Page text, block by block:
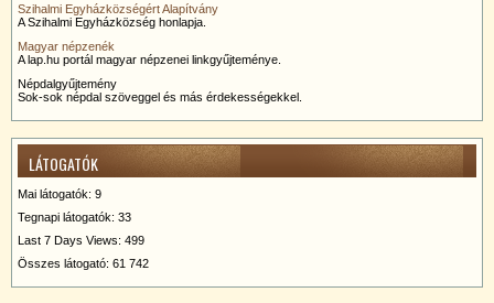
Szihalmi Egyházközségért Alapítvány
A Szihalmi Egyházközség honlapja.
Magyar népzenék
A lap.hu portál magyar népzenei linkgyűjteménye.
Népdalgyűjtemény
Sok-sok népdal szöveggel és más érdekességekkel.
LÁTOGATÓK
Mai látogatók: 9
Tegnapi látogatók: 33
Last 7 Days Views: 499
Összes látogató: 61 742